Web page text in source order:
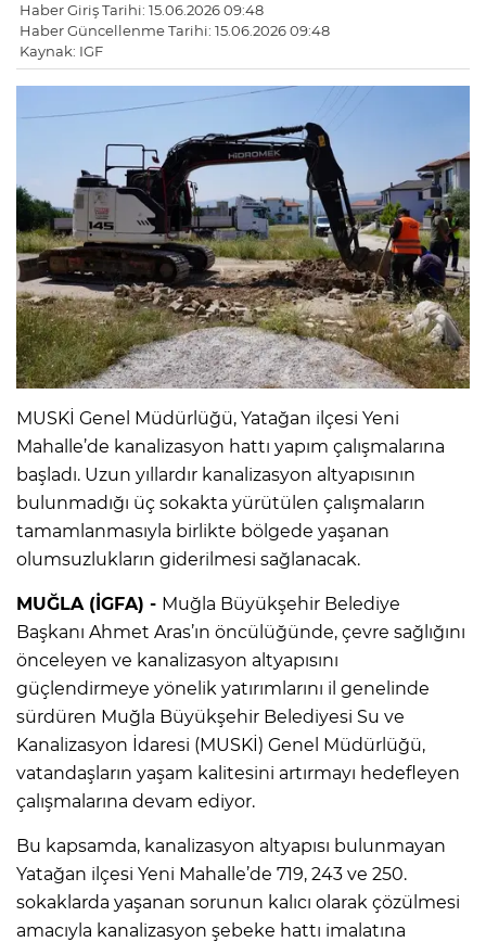
Haber Giriş Tarihi: 15.06.2026 09:48
Haber Güncellenme Tarihi: 15.06.2026 09:48
Kaynak: IGF
MUSKİ Genel Müdürlüğü, Yatağan ilçesi Yeni
Mahalle’de kanalizasyon hattı yapım çalışmalarına
başladı. Uzun yıllardır kanalizasyon altyapısının
bulunmadığı üç sokakta yürütülen çalışmaların
tamamlanmasıyla birlikte bölgede yaşanan
olumsuzlukların giderilmesi sağlanacak.
MUĞLA (İGFA) - Muğla Büyükşehir Belediye
Başkanı Ahmet Aras’ın öncülüğünde, çevre sağlığını
önceleyen ve kanalizasyon altyapısını
güçlendirmeye yönelik yatırımlarını il genelinde
sürdüren Muğla Büyükşehir Belediyesi Su ve
Kanalizasyon İdaresi (MUSKİ) Genel Müdürlüğü,
vatandaşların yaşam kalitesini artırmayı hedefleyen
çalışmalarına devam ediyor.
Bu kapsamda, kanalizasyon altyapısı bulunmayan
Yatağan ilçesi Yeni Mahalle’de 719, 243 ve 250.
sokaklarda yaşanan sorunun kalıcı olarak çözülmesi
amacıyla kanalizasyon şebeke hattı imalatına